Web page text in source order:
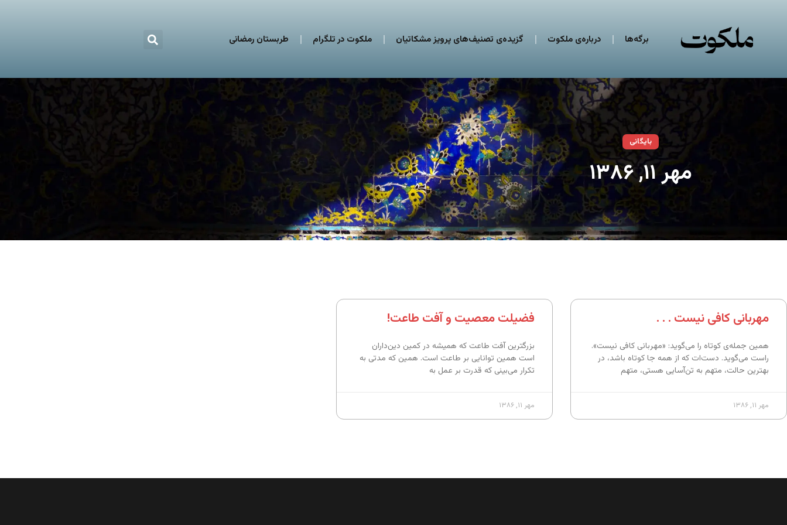
برگه‌ها درباره‌ی ملکوت گزیده‌ی تصنیف‌های پرویز مشکاتیان ملکوت در تلگرام طربستان رمضانی
بایگانی
مهر ۱۱, ۱۳۸۶
مهربانی کافی نیست . . .
همین جمله‌ی کوتاه را می‌گوید: «مهربانی کافی نیست».
راست می‌گوید. دست‌ات که از همه جا کوتاه باشد، در
بهترین حالت، متهم به تن‌آسایی هستی، متهم
مهر ۱۱, ۱۳۸۶
فضیلت معصیت و آفت طاعت!
بزرگترین آفت طاعت که همیشه در کمین دین‌داران
است همین توانایی بر طاعت است. همین که مدتی به
تکرار می‌بینی که قدرت بر عمل به
مهر ۱۱, ۱۳۸۶